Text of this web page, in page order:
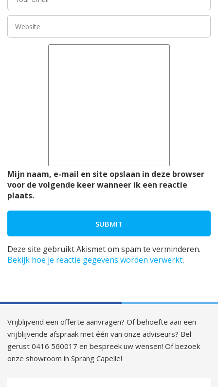
Mijn naam, e-mail en site opslaan in deze browser
voor de volgende keer wanneer ik een reactie
plaats.
Deze site gebruikt Akismet om spam te verminderen.
Bekijk hoe je reactie gegevens worden verwerkt.
Vrijblijvend een offerte aanvragen? Of behoefte aan een
vrijblijvende afspraak met één van onze adviseurs? Bel
gerust 0416 560017 en bespreek uw wensen! Of bezoek
onze showroom in Sprang Capelle!